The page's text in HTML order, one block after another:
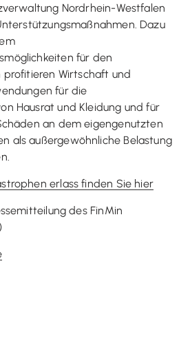
Nordrhein-Westfalen
Dazu
für den
profitieren Wirtschaft und
für die
Hausrat und Kleidung und für
an dem eigengenutzten
als außergewöhnliche Belastung
erlass finden Sie hier
des FinMin